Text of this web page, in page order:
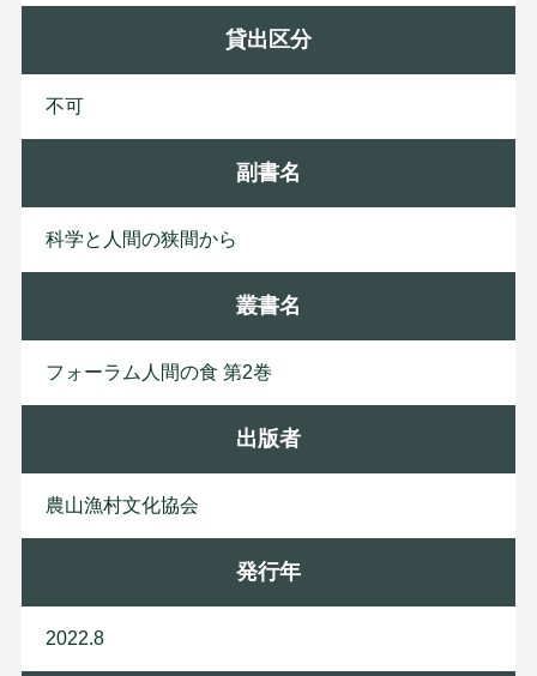
貸出区分
不可
副書名
科学と人間の狭間から
叢書名
フォーラム人間の食 第2巻
出版者
農山漁村文化協会
発行年
2022.8